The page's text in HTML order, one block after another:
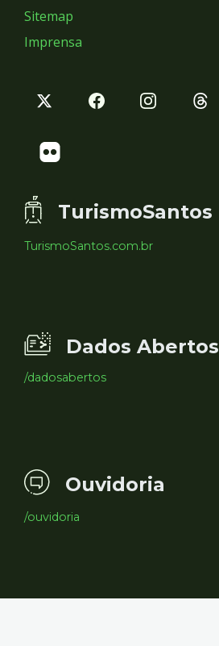
Sitemap
Imprensa
TurismoSantos
TurismoSantos.com.br
Dados Abertos
/dadosabertos
Ouvidoria
/ouvidoria